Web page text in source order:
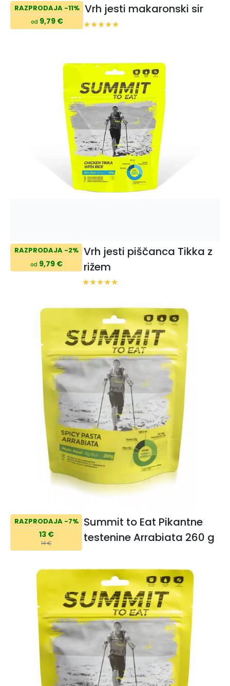
RAZPRODAJA -11%
od 9,79 €
Vrh jesti makaronski sir
RAZPRODAJA -2%
od 9,79 €
Vrh jesti piščanca Tikka z
rižem
RAZPRODAJA -7%
13 €
14 €
Summit to Eat Pikantne
testenine Arrabiata 260 g